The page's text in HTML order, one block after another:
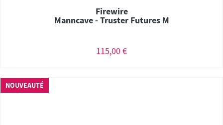
Firewire
Manncave - Truster Futures M
115,00 €
NOUVEAUTÉ